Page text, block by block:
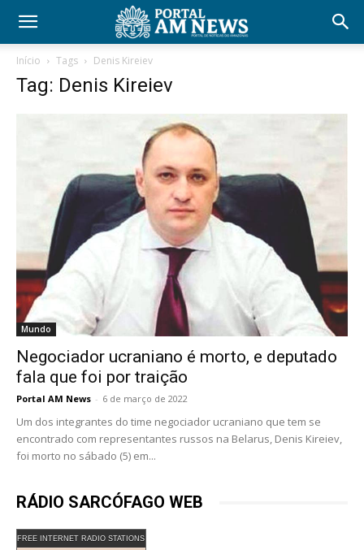
Início Tags Denis Kireiev
Tag: Denis Kireiev
Mundo
Negociador ucraniano é morto, e deputado
fala que foi por traição
Portal AM News - 6 de março de 2022
Um dos integrantes do time negociador ucraniano que tem se
encontrado com representantes russos na Belarus, Denis Kireiev,
foi morto no sábado (5) em...
RÁDIO SARCÓFAGO WEB
FREE INTERNET RADIO STATIONS